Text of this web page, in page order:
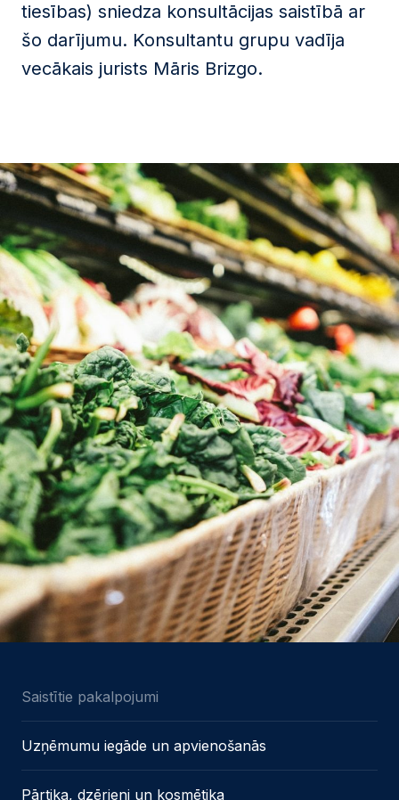
tiesības) sniedza konsultācijas saistībā ar
šo darījumu. Konsultantu grupu vadīja
vecākais jurists Māris Brizgo.
Saistītie pakalpojumi
Uzņēmumu iegāde un apvienošanās
Pārtika, dzērieni un kosmētika